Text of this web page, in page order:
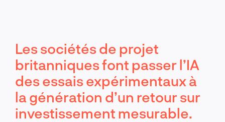
Les sociétés de projet
britanniques font passer l’IA
des essais expérimentaux à
la génération d’un retour sur
investissement mesurable.